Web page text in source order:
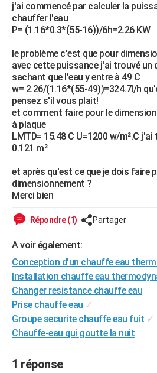
Alimentation
Guide de la santé
Maladies
Médicaments
Sommeil
VOYAGE
PHOTO
GUIDES D'ACHAT
BONS PLANS
CARTE DE VOEUX
Carte de Noël
Carte Bonne année
Carte Saint-Valentin
Carte Pâques
Carte d'anniversaire
DICTIONNAIRE
PROGRAMME TV
COPAINS D'AVANT
S'inscrire
Se connecter
Lycées
Collèges
Primaires
Universités
Entreprises
Service militaire
Avis de recherche
AVIS DE DÉCÈS
FORUM
Bricolage
Lifestyle
Culture
Sport
Auto
Television
Voyage
Cinema
j'ai commencé par calculer la
chauffer l'eau
P= (1.16*0.3*(55-16))/6h=2.26 KW
le problème c'est que pour
avec cette puissance j'ai trouvé un
sachant que l'eau y entre à 49 C
w= 2.26/(1.16*(55-49))=324.7l/h
pensez s'il vous plait!
et comment faire pour le
à plaque
LMTD= 15.48 C U=1200 w/m².C
0.121 m²
et après qu'est ce que je dois faire
dimensionnement ?
Merci bien
Répondre (1) Partager
A voir également:
Conception d'un chauffe eau
Installation chauffe eau
Changer resistance chauffe eau
Prise chauffe eau ✓
Groupe securite chauffe eau fuit ✓
Chauffe-eau qui goutte la nuit
1 réponse